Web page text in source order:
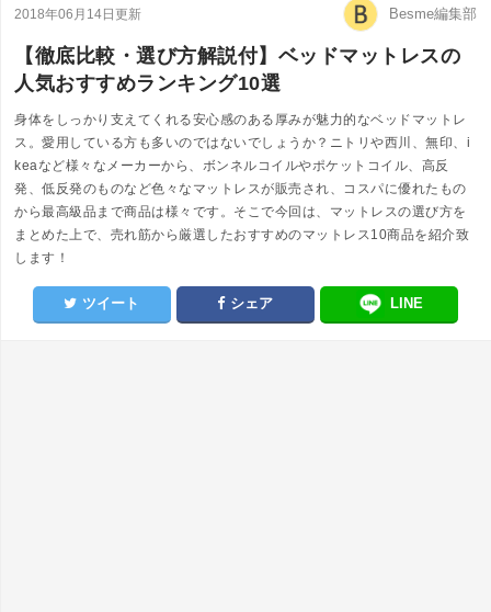
2018年06月14日更新 Besme編集部
【徹底比較・選び方解説付】ベッドマットレスの
人気おすすめランキング10選
身体をしっかり支えてくれる安心感のある厚みが魅力的なベッドマットレ
ス。愛用している方も多いのではないでしょうか？ニトリや西川、無印、i
keaなど様々なメーカーから、ボンネルコイルやポケットコイル、高反
発、低反発のものなど色々なマットレスが販売され、コスパに優れたもの
から最高級品まで商品は様々です。そこで今回は、マットレスの選び方を
まとめた上で、売れ筋から厳選したおすすめのマットレス10商品を紹介致
します！
ツイート シェア LINE